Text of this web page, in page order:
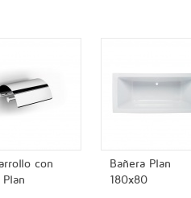
con
Bañera Plan
180x80